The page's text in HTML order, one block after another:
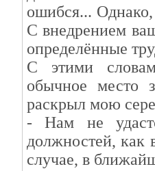
ошибся...
С внедрением
определённые
С этими
обычное место
раскрыл мою
- Нам не
должностей, как
случае, в